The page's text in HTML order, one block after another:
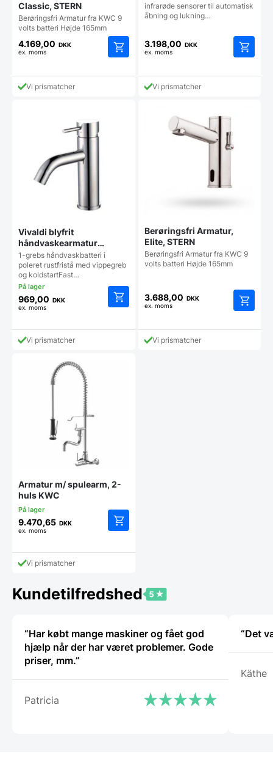
Classic, STERN
Berøringsfri Armatur fra KWC 9
volts batteri Højde 165mm
4.169,00 DKK
ex. moms
Vi prismatcher
infrarøde sensorer til automatisk
åbning og lukning…
3.198,00 DKK
ex. moms
Vi prismatcher
Vivaldi blyfrit
håndvaskearmatur
(701632.104), KWC
1-grebs håndvaskbatteri i
poleret rustfristå med vippegreb
og koldstartFast…
969,00 DKK
ex. moms
Vi prismatcher
Berøringsfri Armatur,
Elite, STERN
Berøringsfri Armatur fra KWC 9
volts batteri Højde 165mm
3.688,00 DKK
ex. moms
Vi prismatcher
Armatur m/ spulearm, 2-
huls KWC
9.470,65 DKK
ex. moms
Vi prismatcher
Kundetilfredshed
“Har købt mange maskiner og fået god
hjælp når der har været problemer. Gode
priser, mm.”
Patricia
“Det
Käthe